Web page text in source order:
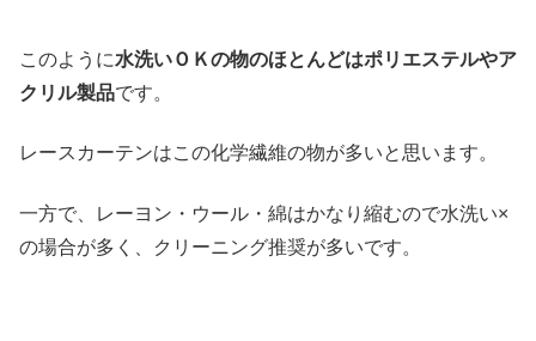
このように水洗いＯＫの物のほとんどはポリエステルやア
クリル製品です。
レースカーテンはこの化学繊維の物が多いと思います。
一方で、レーヨン・ウール・綿はかなり縮むので水洗い×
の場合が多く、クリーニング推奨が多いです。